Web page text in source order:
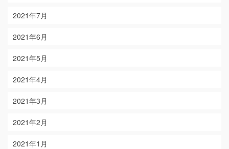
2021年7月
2021年6月
2021年5月
2021年4月
2021年3月
2021年2月
2021年1月